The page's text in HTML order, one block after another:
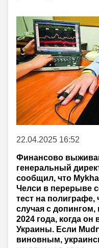
22.04.2025 16:52
Финансово
генеральный
сообщил, что
Челси в перерыве
тест на
случая с
2024 года, когда
Украины. Если
виновным,